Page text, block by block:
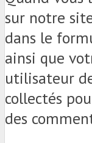
sur notre
dans le
ainsi que
utilisateur
collectés
des